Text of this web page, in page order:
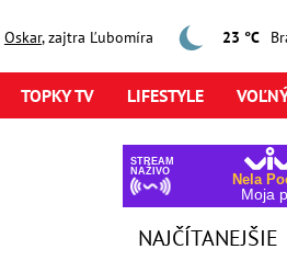
Oskar, zajtra Ľubomíra 23 °C
TOPKY TV LIFESTYLE
STREAM
NAŽIVO
Nela
Moja
NAJČÍTANEJŠIE